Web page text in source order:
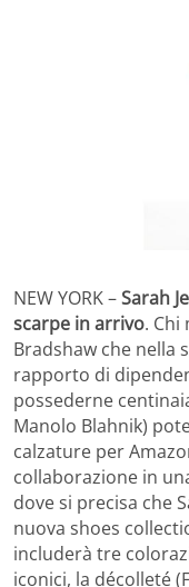
NEW YORK –Sarah
scarpe in arrivo. Chi
Bradshaw che nella
rapporto di
possederne
Manolo Blahnik)
calzature per
collaborazione in
dove si precisa che
nuova shoes
includerà tre
iconici, la décolleté